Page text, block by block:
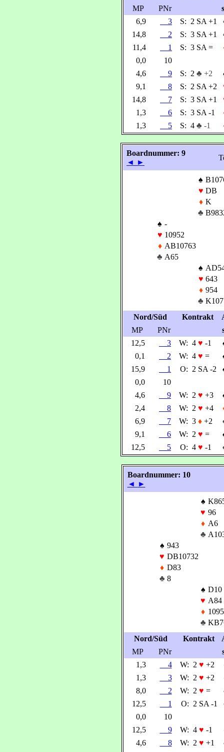
MP
PNr
6,9
3 S: 2 SA +1
14,8
2 S: 3 SA +1
11,4
1 S: 3 SA =
0,0
10
4,6
9 S: 2 ♣ +2
9,1
8 S: 2 SA +2
14,8
7 S: 3 SA +1
1,3
6 S: 3 SA -1
1,3
5 S: 4 ♣ -1
Boardnummer: 9
◄ ►
♠
♥ DB
♦ K
♣
♠ -
♥ 10952
♦ AB10763
♣ A65
♠
♥ 643
♦ 954
♣ K107
Nord/Süd
Kontrakt
MP
PNr
12,5
3 W: 4 ♥ -1
0,1
2 W: 4 ♥ =
15,9
1 O: 2 SA -2
0,0
10
4,6
9 W: 2 ♥ +3
2,4
8 W: 2 ♥ +4
6,9
7 W: 3 ♦ +2
9,1
6 W: 2 ♥ =
12,5
5 O: 4 ♥ -1
Boardnummer: 10
◄ ►
♠
♥ 96
♦ A6
♣
♠ 943
♥ DB10732
♦ D83
♣ 8
♠ D10
♥ A84
♦
♣
Nord/Süd
Kontrakt
MP
PNr
1,3
4 W: 2 ♥ +2
1,3
3 W: 2 ♥ +2
8,0
2 W: 2 ♥ =
12,5
1 O: 2 SA -1
0,0
10
12,5
9 W: 4 ♥ -1
4,6
8 W: 2 ♥ +1